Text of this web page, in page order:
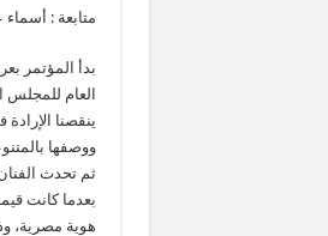
متابعة :
بدأ المؤتمر
العام للمجلس
ينقصنا
ووصفها
هوية مصرية،